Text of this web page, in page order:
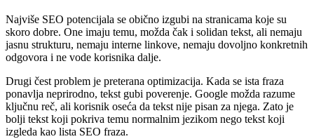
Najviše SEO potencijala se obično izgubi na stranicama koje su
skoro dobre. One imaju temu, možda čak i solidan tekst, ali nemaju
jasnu strukturu, nemaju interne linkove, nemaju dovoljno konkretnih
odgovora i ne vode korisnika dalje.
Drugi čest problem je preterana optimizacija. Kada se ista fraza
ponavlja neprirodno, tekst gubi poverenje. Google možda razume
ključnu reč, ali korisnik oseća da tekst nije pisan za njega. Zato je
bolji tekst koji pokriva temu normalnim jezikom nego tekst koji
izgleda kao lista SEO fraza.